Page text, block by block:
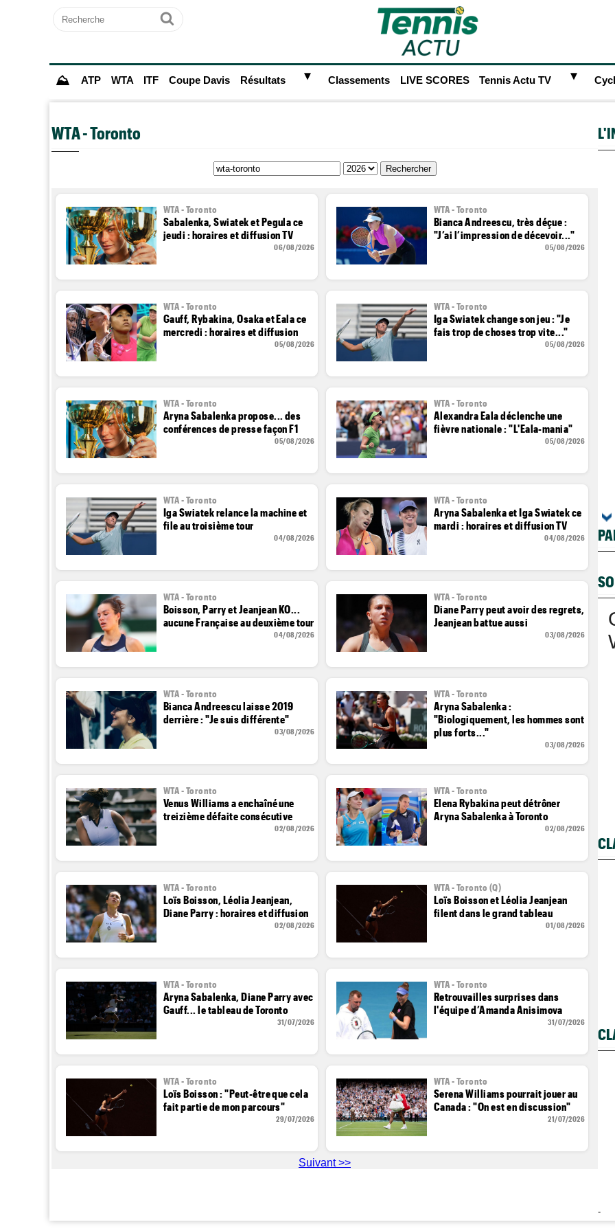
Recherche
Ok
⛰ ATP WTA ITF Coupe Davis Résultats ► Classements LIVE SCORES Tennis Actu TV ►
WTA - Toronto
WTA - Toronto
Sabalenka, Swiatek et Pegula ce
jeudi : horaires et diffusion TV
06/08/2026
WTA - Toronto
Bianca Andreescu, très déçue :
"J’ai l’impression de décevoir..."
05/08/2026
WTA - Toronto
Gauff, Rybakina, Osaka et Eala ce
mercredi : horaires et diffusion
05/08/2026
WTA - Toronto
Iga Swiatek change son jeu : "Je
fais trop de choses trop vite..."
05/08/2026
WTA - Toronto
Aryna Sabalenka propose... des
conférences de presse façon F1
05/08/2026
WTA - Toronto
Alexandra Eala déclenche une
fièvre nationale : "L'Eala-mania"
05/08/2026
WTA - Toronto
Iga Swiatek relance la machine et
file au troisième tour
04/08/2026
WTA - Toronto
Aryna Sabalenka et Iga Swiatek ce
mardi : horaires et diffusion TV
04/08/2026
WTA - Toronto
Boisson, Parry et Jeanjean KO...
aucune Française au deuxième tour
04/08/2026
WTA - Toronto
Diane Parry peut avoir des regrets,
Jeanjean battue aussi
03/08/2026
WTA - Toronto
Bianca Andreescu laisse 2019
derrière : "Je suis différente"
03/08/2026
WTA - Toronto
Aryna Sabalenka :
"Biologiquement, les hommes sont
plus forts..."
03/08/2026
WTA - Toronto
Venus Williams a enchaîné une
treizième défaite consécutive
02/08/2026
WTA - Toronto
Elena Rybakina peut détrôner
Aryna Sabalenka à Toronto
02/08/2026
WTA - Toronto
Loïs Boisson, Léolia Jeanjean,
Diane Parry : horaires et diffusion
02/08/2026
WTA - Toronto (Q)
Loïs Boisson et Léolia Jeanjean
filent dans le grand tableau
01/08/2026
WTA - Toronto
Aryna Sabalenka, Diane Parry avec
Gauff... le tableau de Toronto
31/07/2026
WTA - Toronto
Retrouvailles surprises dans
l'équipe d’Amanda Anisimova
31/07/2026
WTA - Toronto
Loïs Boisson : "Peut-être que cela
fait partie de mon parcours"
29/07/2026
WTA - Toronto
Serena Williams pourrait jouer au
Canada : "On est en discussion"
21/07/2026
Suivant >>
-